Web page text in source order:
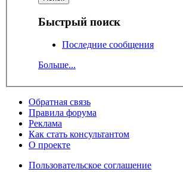
Быстрый поиск
Последние сообщения
Больше...
Обратная связь
Правила форума
Реклама
Как стать консультантом
О проекте
Пользовательское соглашение